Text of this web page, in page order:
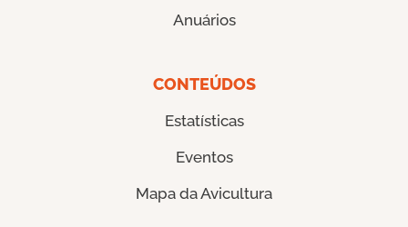
Anuários
CONTEÚDOS
Estatísticas
Eventos
Mapa da Avicultura